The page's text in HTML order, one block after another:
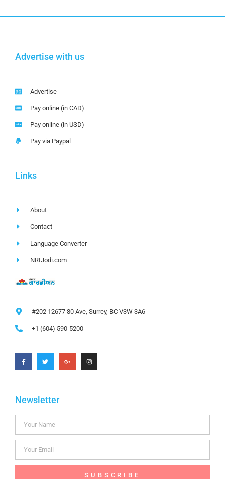
Advertise with us
Advertise
Pay online (in CAD)
Pay online (in USD)
Pay via Paypal
Links
About
Contact
Language Converter
NRIJodi.com
#202 12677 80 Ave, Surrey, BC V3W 3A6
+1 (604) 590-5200
Newsletter
SUBSCRIBE